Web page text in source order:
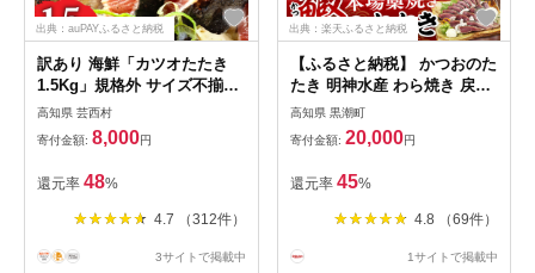
出典：auPAYふるさと納税
訳あり 海鮮「カツオたたき
1.5Kg」規格外 サイズ不揃い
傷 わけあり 人気 故郷納税
ランキング 本場 高知 かつお
のたたき 返礼品 8000円 冷凍
カツオのタタキ 訳アリかつお
のタタキ【koyofr】【高知県
共通返礼品】ギフト 食べ物
高知県 芸西村
寄付金額: 8,000円
還元率 48%
4.7 （312件）
3サイトで掲載中
出典：楽天ふるさと納税
【ふるさと納税】 かつおのた
たき 明神水産 わら焼き 戻り
かつお 塩たたき 1.8kg 6～9
節 セット 鰹 藁焼き かつおた
たき 鰹のたたき 鰹たたき 魚
海鮮 刺身 本場 高知 ふるさと
納税鰹のたたき ふるさと納税
かつお FN-2 ［1148］
高知県 黒潮町
寄付金額: 20,000円
還元率 45%
4.8 （69件）
1サイトで掲載中